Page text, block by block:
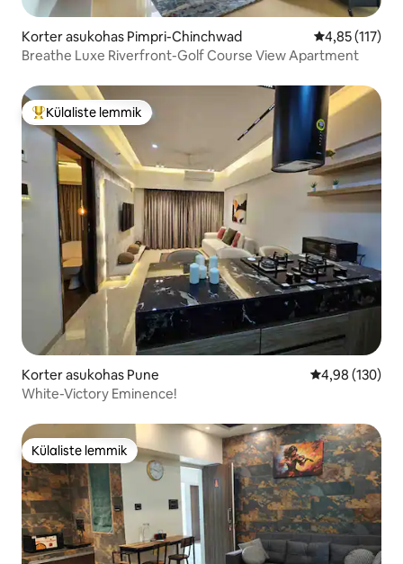
Korter asukohas Pimpri-Chinchwad Keskmine
4,85 (117)
Breathe Luxe Riverfront-Golf Course View Apartment
Külaliste suur lemmik
Külaliste lemmik
Korter asukohas Pune Keskmine
4,98 (130)
White-Victory Eminence!
Külaliste lemmik
Külaliste lemmik